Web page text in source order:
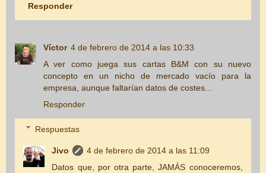
Responder
Víctor 4 de febrero de 2014 a las 10:33
A ver como juega sus cartas B&M con su nuevo
concepto en un nicho de mercado vacío para la
empresa, aunque faltarían datos de costes...
Responder
Respuestas
Jivo
4 de febrero de 2014 a las 11:09
Datos que, por otra parte, JAMÁS conoceremos,